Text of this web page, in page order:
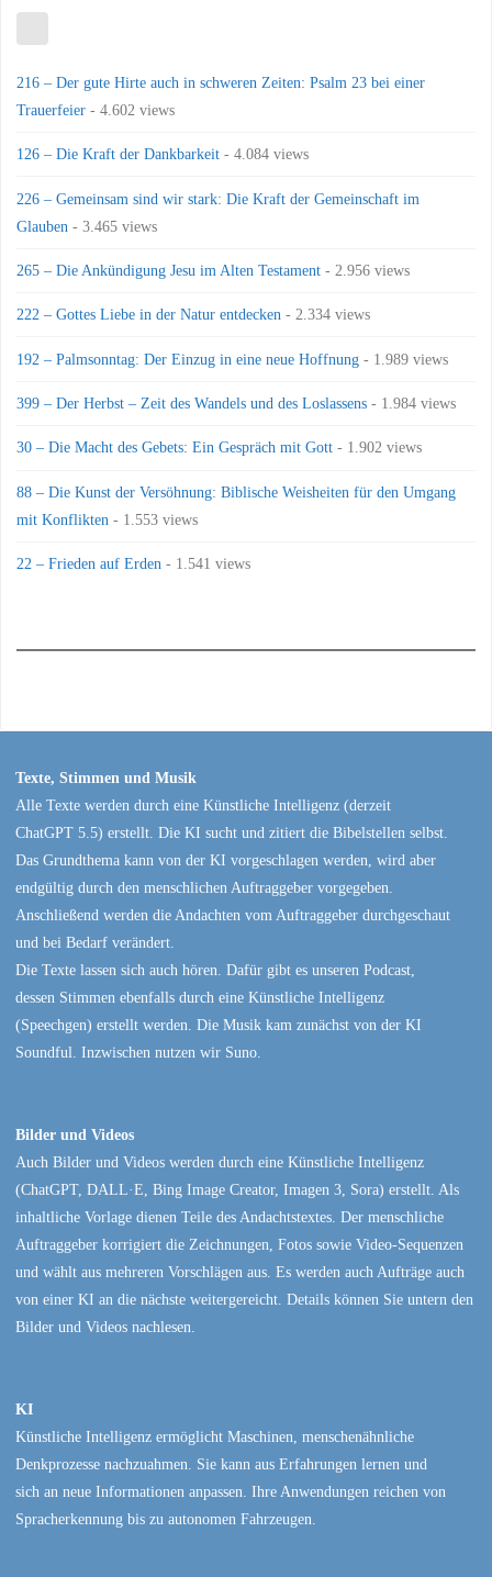
216 – Der gute Hirte auch in schweren Zeiten: Psalm 23 bei einer
Trauerfeier - 4.602 views
126 – Die Kraft der Dankbarkeit - 4.084 views
226 – Gemeinsam sind wir stark: Die Kraft der Gemeinschaft im
Glauben - 3.465 views
265 – Die Ankündigung Jesu im Alten Testament - 2.956 views
222 – Gottes Liebe in der Natur entdecken - 2.334 views
192 – Palmsonntag: Der Einzug in eine neue Hoffnung - 1.989 views
399 – Der Herbst – Zeit des Wandels und des Loslassens - 1.984 views
30 – Die Macht des Gebets: Ein Gespräch mit Gott - 1.902 views
88 – Die Kunst der Versöhnung: Biblische Weisheiten für den Umgang
mit Konflikten - 1.553 views
22 – Frieden auf Erden - 1.541 views
Texte, Stimmen und Musik
Alle Texte werden durch eine Künstliche Intelligenz (derzeit
ChatGPT 5.5) erstellt. Die KI sucht und zitiert die Bibelstellen selbst.
Das Grundthema kann von der KI vorgeschlagen werden, wird aber
endgültig durch den menschlichen Auftraggeber vorgegeben.
Anschließend werden die Andachten vom Auftraggeber durchgeschaut
und bei Bedarf verändert.
Die Texte lassen sich auch hören. Dafür gibt es unseren Podcast,
dessen Stimmen ebenfalls durch eine Künstliche Intelligenz
(Speechgen) erstellt werden. Die Musik kam zunächst von der KI
Soundful. Inzwischen nutzen wir Suno.
Bilder und Videos
Auch Bilder und Videos werden durch eine Künstliche Intelligenz
(ChatGPT, DALL·E, Bing Image Creator, Imagen 3, Sora) erstellt. Als
inhaltliche Vorlage dienen Teile des Andachtstextes. Der menschliche
Auftraggeber korrigiert die Zeichnungen, Fotos sowie Video-Sequenzen
und wählt aus mehreren Vorschlägen aus. Es werden auch Aufträge auch
von einer KI an die nächste weitergereicht. Details können Sie untern den
Bilder und Videos nachlesen.
KI
Künstliche Intelligenz ermöglicht Maschinen, menschenähnliche
Denkprozesse nachzuahmen. Sie kann aus Erfahrungen lernen und
sich an neue Informationen anpassen. Ihre Anwendungen reichen von
Spracherkennung bis zu autonomen Fahrzeugen.